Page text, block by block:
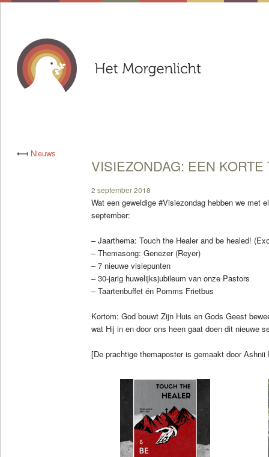
⟻ Nieuws
VISIEZONDAG: EEN
2 september 2018
Wat een geweldige #Visiezondag hebben we met
september:
– Jaarthema: Touch the Healer and be healed!
– Themasong: Genezer (Reyer)
– 7 nieuwe visiepunten
– 30-jarig huwelijksjubileum van onze Pastors
– Taartenbuffet én Pomms Frietbus
Kortom: God bouwt Zijn Huis en Gods Geest
wat Hij in en door ons heen gaat doen dit nieuwe
[De prachtige themaposter is gemaakt door Ashnii